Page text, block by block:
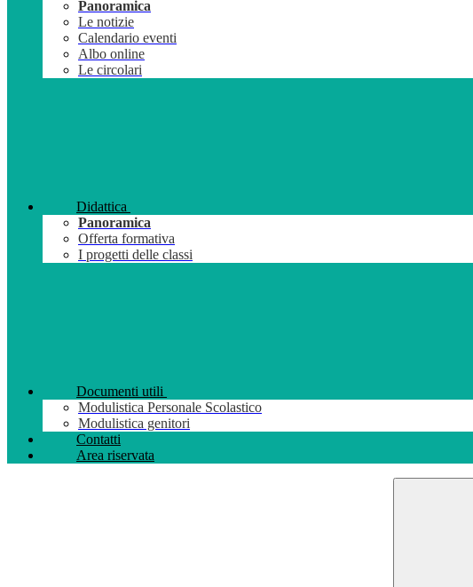
Panoramica
Le notizie
Calendario eventi
Albo online
Le circolari
Didattica
Panoramica
Offerta formativa
I progetti delle classi
Documenti utili
Modulistica Personale Scolastico
Modulistica genitori
Contatti
Area riservata